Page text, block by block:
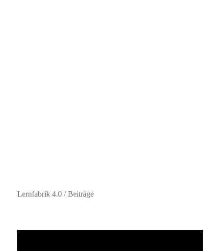
Lernfabrik 4.0 / Beiträge